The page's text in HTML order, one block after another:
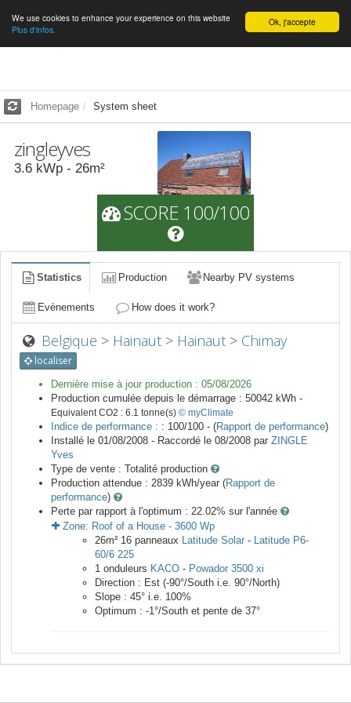
English Ok, j'accepte
We use cookies to enhance your experience on this website
Plus d'infos.
Homepage System sheet
zingleyves
3.6 kWp - 26m²
SCORE 100/100
Statistics Production Nearby PV systems
Evènements How does it work?
Belgique > Hainaut > Hainaut > Chimay
localiser
Dernière mise à jour production : 05/08/2026
Production cumulée depuis le démarrage : 50042 kWh -
Equivalent CO2 : 6.1 tonne(s) © myClimate
Indice de performance : : 100/100 - (Rapport de performance)
Installé le 01/08/2008 - Raccordé le 08/2008 par ZINGLE
Yves
Type de vente : Totalité production
Production attendue : 2839 kWh/year (Rapport de
performance)
Perte par rapport à l'optimum : 22.02% sur l'année
Zone: Roof of a House - 3600 Wp
26m² 16 panneaux Latitude Solar - Latitude P6-
60/6 225
1 onduleurs KACO - Powador 3500 xi
Direction : Est (-90°/South i.e. 90°/North)
Slope : 45° i.e. 100%
Optimum : -1°/South et pente de 37°